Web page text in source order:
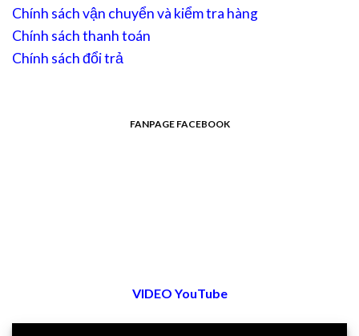
Chính sách vận chuyển và kiểm tra hàng
Chính sách thanh toán
Chính sách đổi trả
FANPAGE FACEBOOK
VIDEO YouTube